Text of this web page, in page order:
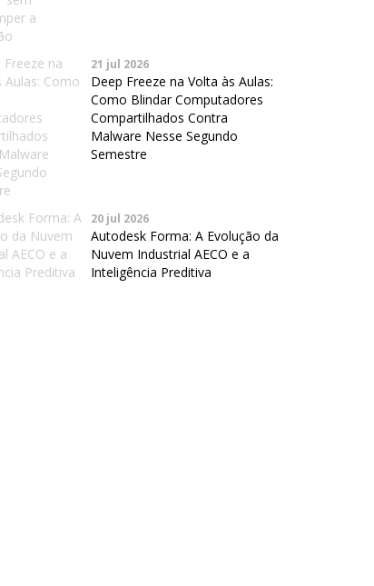
21 jul 2026
Deep Freeze na Volta às Aulas:
Como Blindar Computadores
Compartilhados Contra
Malware Nesse Segundo
Semestre
20 jul 2026
Autodesk Forma: A Evolução da
Nuvem Industrial AECO e a
Inteligência Preditiva